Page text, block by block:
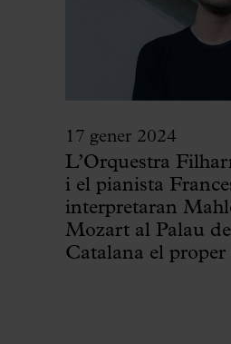
17 gener 2024
L’Orquestra
i el pianista
interpretaran
Mozart al Palau
Catalana el proper